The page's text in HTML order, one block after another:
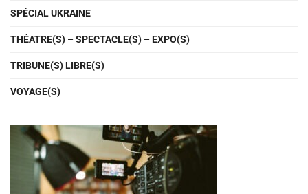
SPÉCIAL UKRAINE
THÉATRE(S) – SPECTACLE(S) – EXPO(S)
TRIBUNE(S) LIBRE(S)
VOYAGE(S)